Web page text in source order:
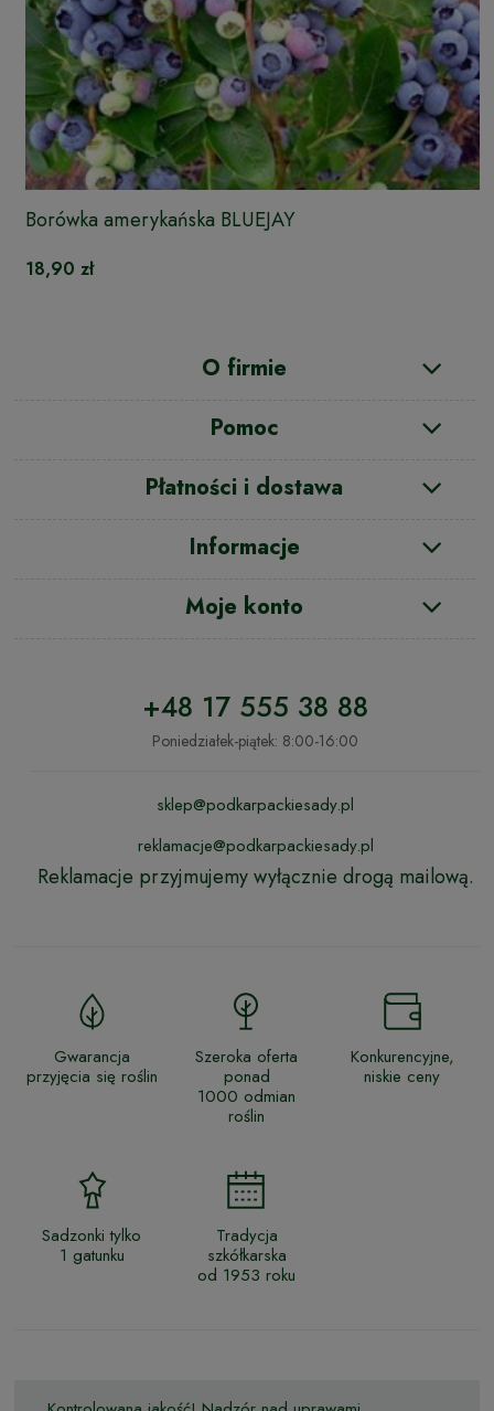
Borówka amerykańska BLUEJAY
18,90 zł
O firmie
Pomoc
Płatności i dostawa
Informacje
Moje konto
+48 17 555 38 88
Poniedziałek-piątek: 8:00-16:00
sklep@podkarpackiesady.pl
reklamacje@podkarpackiesady.pl
Reklamacje przyjmujemy wyłącznie drogą mailową.
Gwarancja
przyjęcia się roślin
Szeroka oferta
ponad
1000 odmian
roślin
Konkurencyjne,
niskie ceny
Sadzonki tylko
1 gatunku
Tradycja
szkółkarska
od 1953 roku